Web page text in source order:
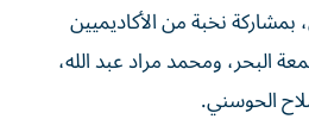
بمشاركة نخبة من الأكاديميين
البحر، ومحمد مراد عبد الله،
الحوسني.